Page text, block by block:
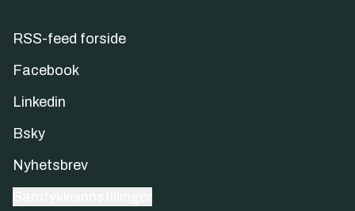
RSS-feed forside
Facebook
Linkedin
Bsky
Nyhetsbrev